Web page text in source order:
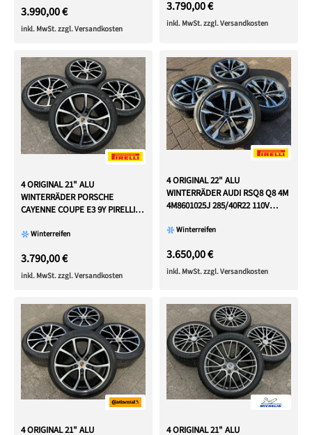
3.990,00 €
inkl. MwSt. zzgl. Versandkosten
3.790,00 €
inkl. MwSt. zzgl. Versandkosten
4 ORIGINAL 21" ALU
WINTERRÄDER PORSCHE
CAYENNE COUPE E3 9Y PIRELLI
Winterreifen
3.790,00 €
inkl. MwSt. zzgl. Versandkosten
4 ORIGINAL 22" ALU
WINTERRÄDER AUDI RSQ8 Q8 4M
4M8601025J 285/40R22 110V
Winterreifen
3.650,00 €
inkl. MwSt. zzgl. Versandkosten
4 ORIGINAL 21" ALU
4 ORIGINAL 21" ALU